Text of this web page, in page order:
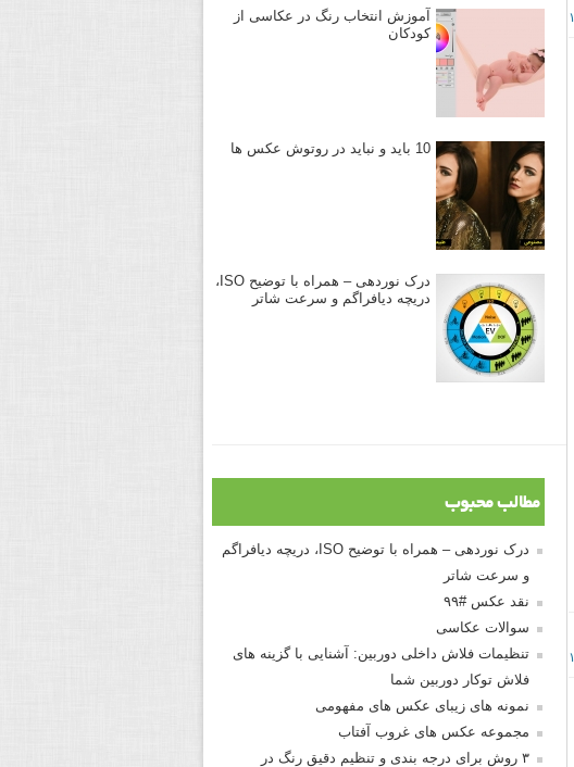
آموزش انتخاب رنگ در عکاسی از
کودکان
10 باید و نباید در روتوش عکس ها
درک نوردهی – همراه با توضیح ISO،
دریچه دیافراگم و سرعت شاتر
مطالب محبوب
درک نوردهی – همراه با توضیح ISO، دریچه دیافراگم
و سرعت شاتر
نقد عکس #۹۹
سوالات عکاسی
تنظیمات فلاش داخلی دوربین: آشنایی با گزینه های
فلاش توکار دوربین شما
نمونه های زیبای عکس های مفهومی
مجموعه عکس های غروب آفتاب
۳ روش برای درجه بندی و تنظیم دقیق رنگ در